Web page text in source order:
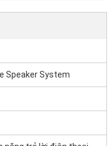
Speaker System